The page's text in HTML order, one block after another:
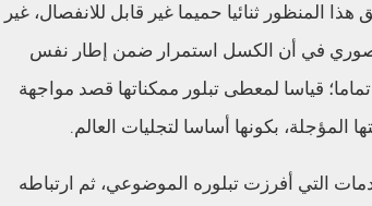
هذا المنظور ثنائيا حميما غير قابل للانفصال، غير
في أن الكسل استمرار ضمن إطار نفس
؛ قياسا لمعطى تبلور ممكناتها قصد مواجهة
المؤجلة، بكونها أساسا لتجليات العالم.
التي أفرز ت تبلوره الموضوعي، ثم ارتباطه